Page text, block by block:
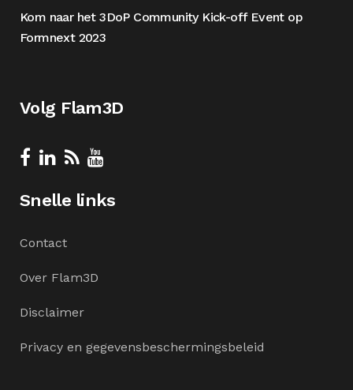
Kom naar het 3DoP Community Kick-off Event op
Formnext 2023
Volg Flam3D
Snelle links
Contact
Over Flam3D
Disclaimer
Privacy en gegevensbeschermingsbeleid